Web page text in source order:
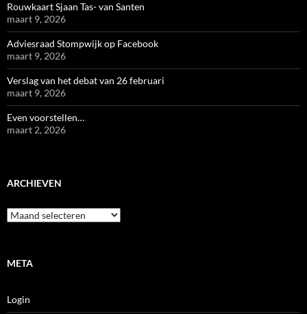
Rouwkaart Sjaan Tas- van Santen
maart 9, 2026
Adviesraad Stompwijk op Facebook
maart 9, 2026
Verslag van het debat van 26 februari
maart 9, 2026
Even voorstellen…
maart 2, 2026
ARCHIEVEN
Archieven
META
Login